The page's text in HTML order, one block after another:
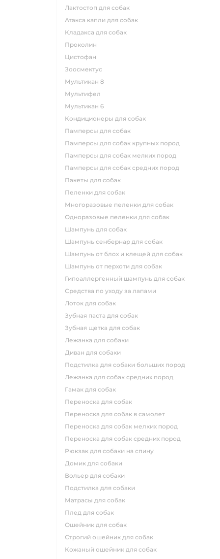
лактостоп для собак
атакса капли для собак
кладакса для собак
проколин
цистофан
зоосмектус
мультикан 8
мультифел
мультикан 6
кондиционеры для собак
памперсы для собак
памперсы для собак крупных пород
памперсы для собак мелких пород
памперсы для собак средних пород
пакеты для собак
пеленки для собак
многоразовые пеленки для собак
одноразовые пеленки для собак
шампунь для собак
шампунь сенбернар для собак
шампунь от блох и клещей для собак
шампунь от перхоти для собак
гипоаллергенный шампунь для собак
средства по уходу за лапами
лоток для собак
зубная паста для собак
зубная щетка для собак
лежанка для собаки
диван для собаки
подстилка для собаки больших пород
лежанка для собак средних пород
гамак для собак
переноска для собак
переноска для собак в самолет
переноска для собак мелких пород
переноска для собак средних пород
рюкзак для собаки на спину
домик для собаки
вольер для собаки
подстилка для собаки
матрасы для собак
плед для собак
ошейник для собак
строгий ошейник для собак
кожаный ошейник для собак